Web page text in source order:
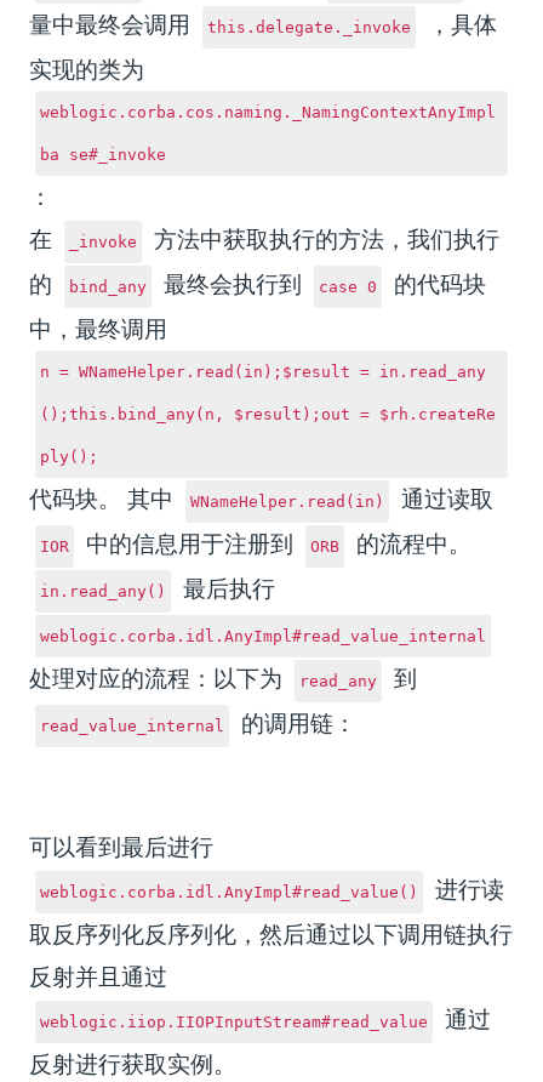
量中最终会调用
this.delegate._invoke
，具体
实现的类为
weblogic.corba.cos.naming._NamingContextAnyImpl
ba se#_invoke
：
在
_invoke
方法中获取执行的方法，我们执行
的
bind_any 最终会执行到 case 0
的代码块
中，最终调用
n = WNameHelper.read(in);$result = in.read_any
();this.bind_any(n, $result);out = $rh.createRe
ply();
代码块。其中 WNameHelper.read(in) 通过读取
IOR 中的信息用于注册到 ORB 的流程中。
in.read_any() 最后执行
weblogic.corba.idl.AnyImpl#read_value_internal
处理对应的流程： 以下为 read_any 到
read_value_internal 的调用链：
可以看到最后进行
weblogic.corba.idl.AnyImpl#read_value()
进行读
取反序列化反序列化，然后通过以下调用链执行
反射并且通过
weblogic.iiop.IIOPInputStream#read_value
通过
反射进行获取实例。